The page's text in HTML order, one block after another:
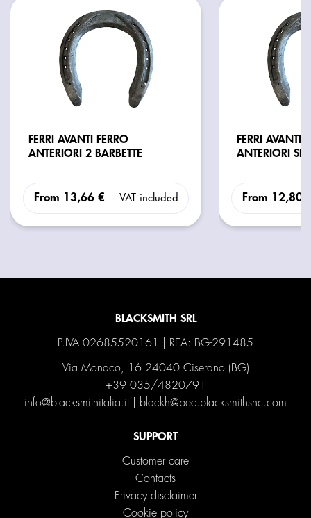
FERRI AVANTI FERRO
ANTERIORI 2 BARBETTE
From 13,66 € VAT included
FERRI AVANTI
ANTERIORI
From 12,80
BLACKSMITH SRL
P.IVA 02685520161 | REA: BG-291485
Via Monaco, 16 24040 Ciserano (BG)
+39 035/4820791
info@blacksmithitalia.it| blackh@pec.blacksmithsnc.com
SUPPORT
Customer care
Contacts
Privacy disclaimer
Cookie policy